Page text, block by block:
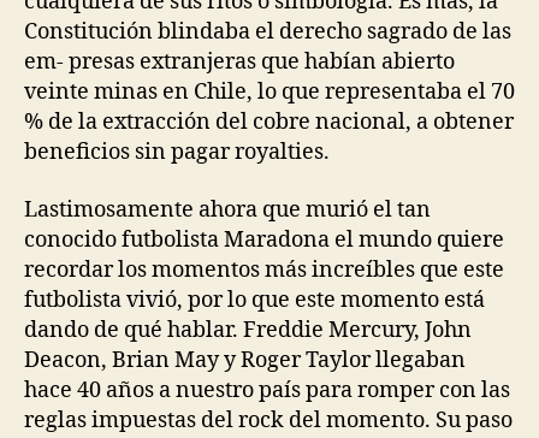
Constitución blindaba el derecho sagrado de las
em- presas extranjeras que habían abierto
veinte minas en Chile, lo que representaba el 70
% de la extracción del cobre nacional, a obtener
beneficios sin pagar royalties.
Lastimosamente ahora que murió el tan
conocido futbolista Maradona el mundo quiere
recordar los momentos más increíbles que este
futbolista vivió, por lo que este momento está
dando de qué hablar. Freddie Mercury, John
Deacon, Brian May y Roger Taylor llegaban
hace 40 años a nuestro país para romper con las
reglas impuestas del rock del momento. Su paso